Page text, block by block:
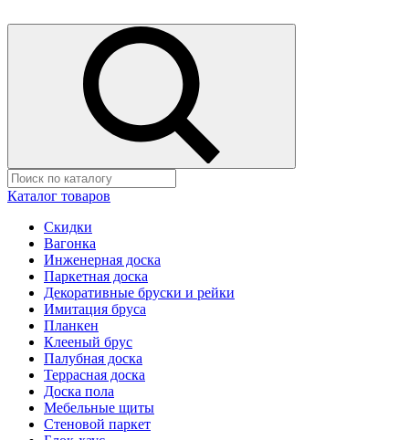
Каталог товаров
Скидки
Вагонка
Инженерная доска
Паркетная доска
Декоративные бруски и рейки
Имитация бруса
Планкен
Клееный брус
Палубная доска
Террасная доска
Доска пола
Мебельные щиты
Стеновой паркет